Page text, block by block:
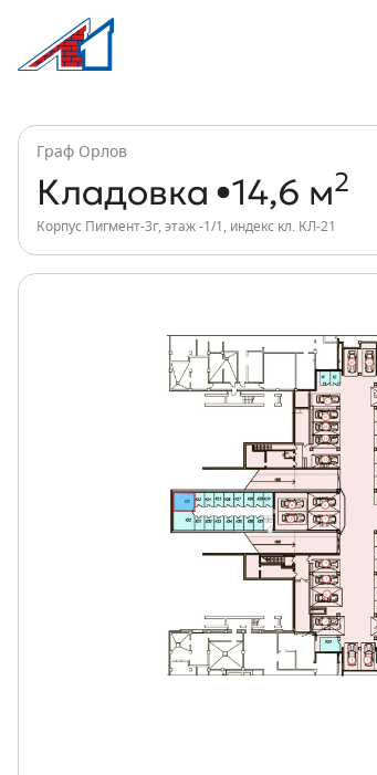
Кладовка, 15 м², ЖК Граф
Информация о квартире
Кладовка 14,6 м2
Граф Орлов
Корпус Пигмент-3г, этаж -1/1, индекс кл. КЛ-21